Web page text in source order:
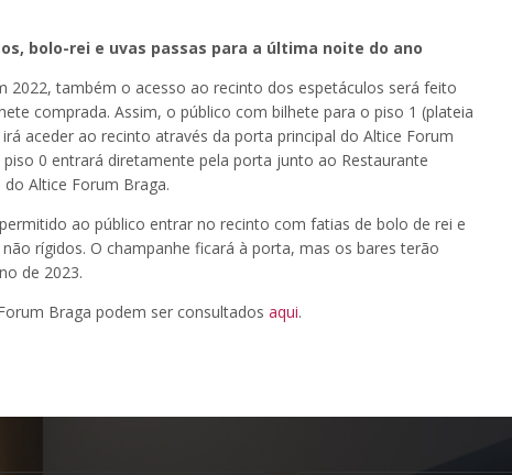
bolo-rei e uvas passas para a última noite do ano
2022, também o acesso ao recinto dos espetáculos será feito
comprada. Assim, o público com bilhete para o piso 1 (plateia
aceder ao recinto através da porta principal do Altice Forum
0 entrará diretamente pela porta junto ao Restaurante
Altice Forum Braga.
ao público entrar no recinto com fatias de bolo de rei e
rígidos. O champanhe ficará à porta, mas os bares terão
de 2023.
Braga podem ser consultados aqui.